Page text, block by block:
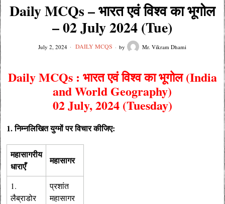
Daily MCQs – भारत एवं विश्व का भूगोल
– 02 July 2024 (Tue)
July 2, 2024 DAILY MCQS by Mr. Vikram Dhami
Daily MCQs : भारत एवं विश्व का भूगोल (India
and World Geography)
02 July, 2024 (Tuesday)
1. निम्नलिखित युग्मों पर विचार कीजिए:
महासागरीय
धाराएँ
महासागर
1.
लैब्राडोर
प्रशांत
महासागर